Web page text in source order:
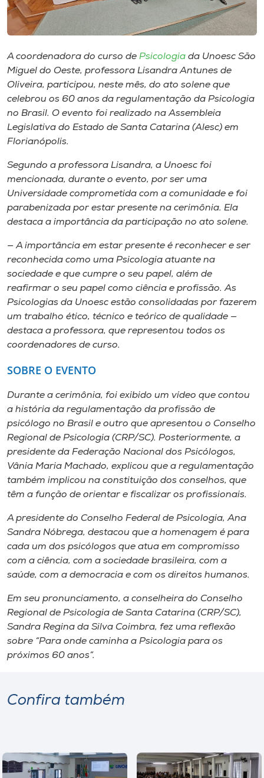
Unoesc
Selecione
A-
A coordenadora do curso de Psicologia da Unoesc São
Miguel do Oeste, professora Lisandra Antunes de
Oliveira, participou, neste mês, do ato solene que
celebrou os 60 anos da regulamentação da Psicologia
no Brasil. O evento foi realizado na Assembleia
Legislativa do Estado de Santa Catarina (Alesc) em
Florianópolis.
Segundo a professora Lisandra, a Unoesc foi
mencionada, durante o evento, por ser uma
Universidade comprometida com a comunidade e foi
parabenizada por estar presente na cerimônia. Ela
destaca a importância da participação no ato solene.
— A importância em estar presente é reconhecer e ser
reconhecida como uma Psicologia atuante na
sociedade e que cumpre o seu papel, além de
reafirmar o seu papel como ciência e profissão. As
Psicologias da Unoesc estão consolidadas por fazerem
um trabalho ético, técnico e teórico de qualidade —
destaca a professora, que representou todos os
coordenadores de curso.
SOBRE O EVENTO
Durante a cerimônia, foi exibido um vídeo que contou
a história da regulamentação da profissão de
psicólogo no Brasil e outro que apresentou o Conselho
Regional de Psicologia (CRP/SC). Posteriormente, a
presidente da Federação Nacional dos Psicólogos,
Vânia Maria Machado, explicou que a regulamentação
também implicou na constituição dos conselhos, que
têm a função de orientar e fiscalizar os profissionais.
A presidente do Conselho Federal de Psicologia, Ana
Sandra Nóbrega, destacou que a homenagem é para
cada um dos psicólogos que atua em compromisso
com a ciência, com a sociedade brasileira, com a
saúde, com a democracia e com os direitos humanos.
Em seu pronunciamento, a conselheira do Conselho
Regional de Psicologia de Santa Catarina (CRP/SC),
Sandra Regina da Silva Coimbra, fez uma reflexão
sobre “Para onde caminha a Psicologia para os
próximos 60 anos”.
Confira também